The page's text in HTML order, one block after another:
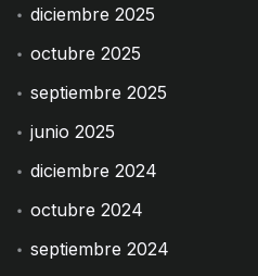
diciembre 2025
octubre 2025
septiembre 2025
junio 2025
diciembre 2024
octubre 2024
septiembre 2024